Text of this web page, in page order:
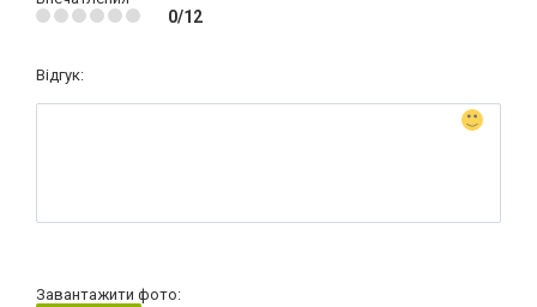
0/12
Відгук:
Завантажити фото: